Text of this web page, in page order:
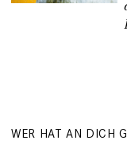
WER HAT AN DICH